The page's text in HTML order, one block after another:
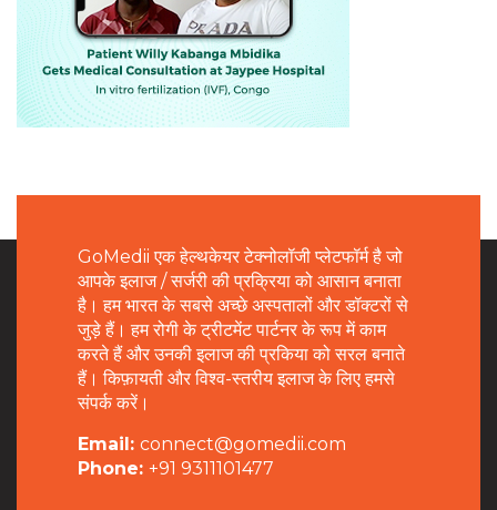
GoMedii एक हेल्थकेयर टेक्नोलॉजी प्लेटफॉर्म है जो
आपके इलाज / सर्जरी की प्रक्रिया को आसान बनाता
है। हम भारत के सबसे अच्छे अस्पतालों और डॉक्टरों से
जुड़े हैं। हम रोगी के ट्रीटमेंट पार्टनर के रूप में काम
करते हैं और उनकी इलाज की प्रकिया को सरल बनाते
हैं। किफ़ायती और विश्व-स्तरीय इलाज के लिए हमसे
संपर्क करें।
Email: connect@gomedii.com
Phone: +91 9311101477